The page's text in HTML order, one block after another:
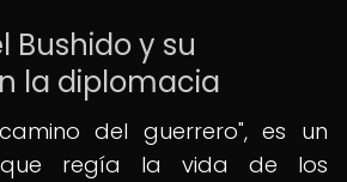
Bushido y su
la diplomacia
del guerrero", es un
regía la vida de los